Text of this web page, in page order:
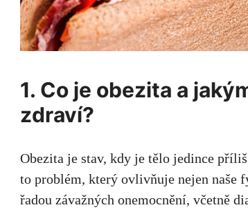
1. Co je ⁢obezita a
zdraví?
Obezita je⁣ stav, kdy je‌ tělo jedince
to problém, který ovlivňuje nejen naše
řadou​ závažných onemocnění, ‍včetně